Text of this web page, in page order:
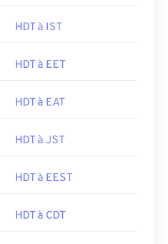
HDT à IST
HDT à EET
HDT à EAT
HDT à JST
HDT à EEST
HDT à CDT